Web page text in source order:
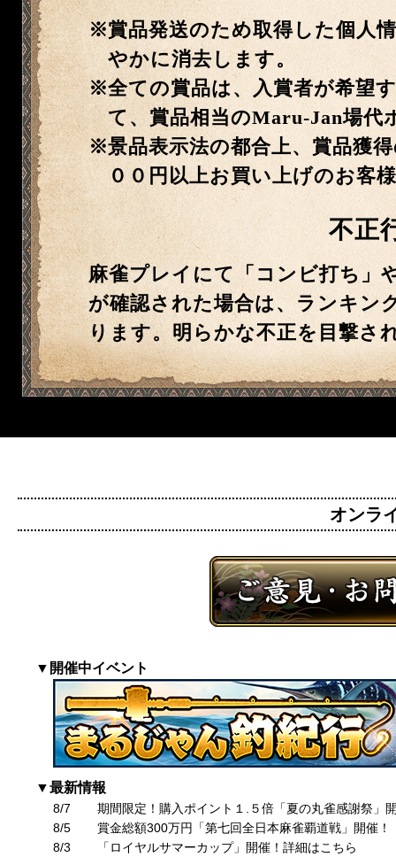
賞品発送のため取得した個人
やかに消去します。
全ての賞品は、入賞者が希望
て、賞品相当のMaru-Jan場代
景品表示法の都合上、賞品獲
００円以上お買い上げのお客
不正
麻雀プレイにて「コンビ打ち」
が確認された場合は、ランキン
ります。明らかな不正を目撃さ
オンラ
▼開催中イベント
▼最新情報
8/7
期間限定！購入ポイント１.５倍「夏の丸雀感謝祭」
8/5
賞金総額300万円「第七回全日本麻雀覇道戦」開催！
8/3
「ロイヤルサマーカップ」開催！詳細はこちら